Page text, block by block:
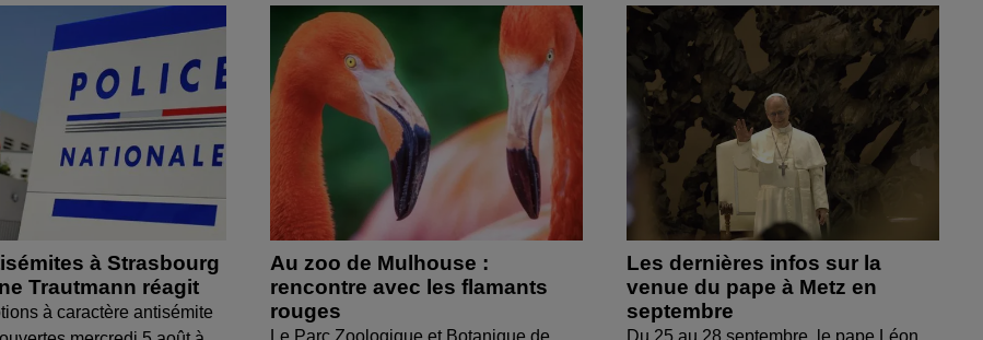
à Strasbourg
Trautmann réagit
à caractère antisémite
Au zoo de Mulhouse :
rencontre avec les flamants
rouges
Le Parc Zoologique et Botanique de
Les dernières infos sur la
venue du pape à Metz en
septembre
Du 25 au 28 septembre, le pape Léon